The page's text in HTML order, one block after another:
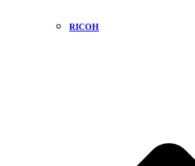
RICOH